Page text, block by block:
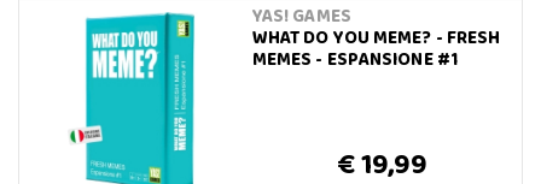
YAS! GAMES
WHAT DO YOU MEME? - FRESH
MEMES - ESPANSIONE #1
€ 19,99